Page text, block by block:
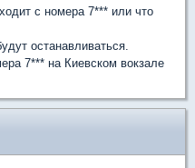
с номера 7*** или что
останавливаться.
7*** на Киевском вокзале